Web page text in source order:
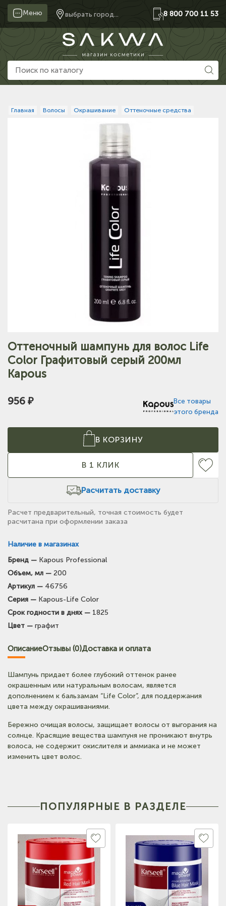
Меню выбрать город... 8 800 700 11 53
Главная Волосы Окрашивание Оттеночные средства
Оттеночный шампунь для волос Life
Color Графитовый серый 200мл
Kapous
956 ₽
Все товары
этого бренда
В КОРЗИНУ
В 1 КЛИК
Расчитать доставку
Наличие в магазинах
Тел: +7-964-603-4984
Тел: +7-903-947-9492
Тел: +7-3852-721-001
Тел: +7-960-965-6706
Тел: +7-960-956-9598
Бренд — Kapous Professional
Объем, мл — 200
Артикул — 46756
Серия — Kapous-Life Color
Срок годности в днях — 1825
Цвет — графит
Расчет предварительный, точная стоимость будет
расчитана при оформлении заказа
ОписаниеОтзывы (0)Доставка и оплата
Шампунь придает более глубокий оттенок ранее
окрашенным или натуральным волосам, является
дополнением к бальзамам “Life Color”, для поддержания
цвета между окрашиваниями.
Бережно очищая волосы, защищает волосы от выгорания на
солнце. Красящие вещества шампуня не проникают внутрь
волоса, не содержит окислителя и аммиака и не может
изменить цвет волос.
ПОПУЛЯРНЫЕ В РАЗДЕЛЕ